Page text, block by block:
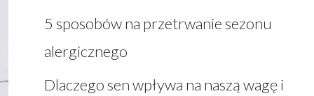
5 sposobów na przetrwanie sezonu
alergicznego
Dlaczego sen wpływa na naszą wagę i